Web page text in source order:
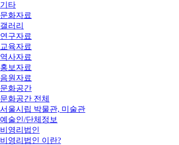
기타
문화자료
갤러리
연구자료
교육자료
역사자료
홍보자료
음원자료
문화공간
문화공간 전체
서울시립 박물관, 미술관
예술인/단체정보
비영리법인
비영리법인 이란?